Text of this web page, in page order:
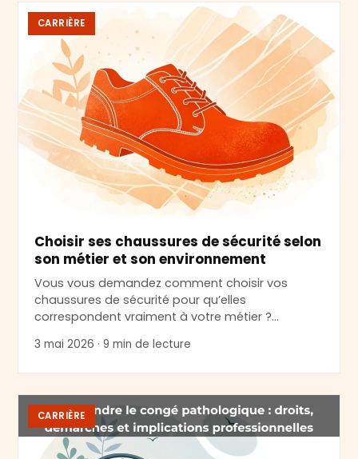
CARRIÈRE
Choisir ses chaussures de sécurité selon
son métier et son environnement
Vous vous demandez comment choisir vos
chaussures de sécurité pour qu’elles
correspondent vraiment à votre métier ?…
3 mai 2026 · 9 min de lecture
CARRIÈRE